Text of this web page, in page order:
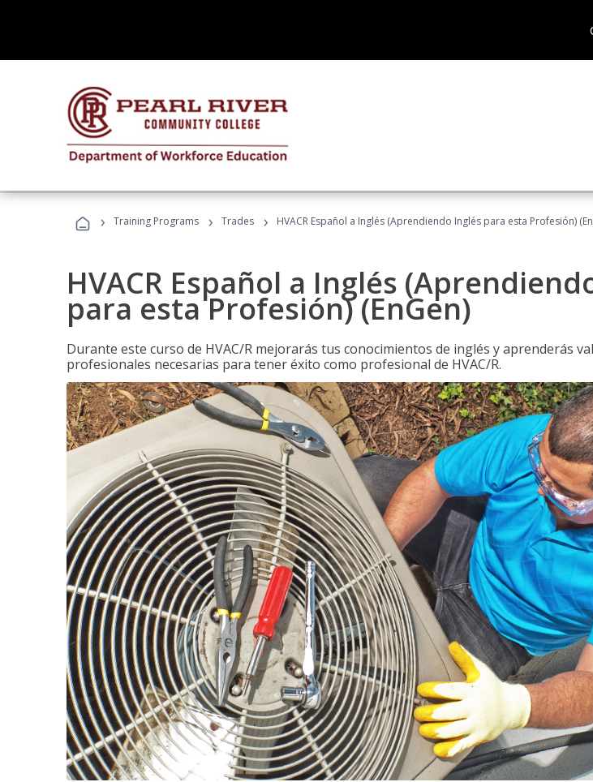
› Training Programs › Trades › HVACR Español a Inglés (Aprendiendo Inglés para esta Profesión)
HVACR Español a Inglés
para esta Profesión) (EnGen)
Durante este curso de HVAC/R mejorarás tus conocimientos de inglés y aprenderás
profesionales necesarias para tener éxito como profesional de HVAC/R.